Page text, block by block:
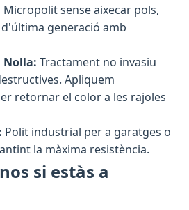
Micropolit sense aixecar pols,
generació amb
Nolla: Tractament no invasiu
Apliquem
retornar el color a les rajoles
Polit industrial per a garatges o
la màxima resistència.
si estàs a